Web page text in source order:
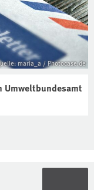
maria_a / Photocase.de
Umweltbundesamt